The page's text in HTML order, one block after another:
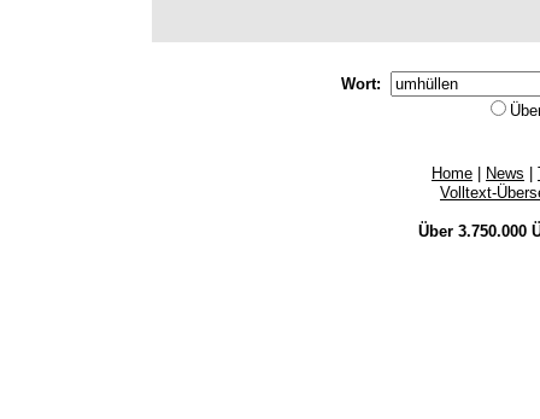
Wort:
Home News
Volltext-
Über 3.750.000